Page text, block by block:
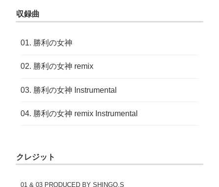
収録曲
勝利の女神
勝利の女神 remix
勝利の女神 Instrumental
勝利の女神 remix Instrumental
クレジット
01 & 03 PRODUCED BY SHINGO.S